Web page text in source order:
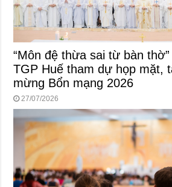
“Môn đệ thừa sai từ bàn
TGP Huế tham dự họp mặt,
mừng Bổn mạng 2026
27/07/2026